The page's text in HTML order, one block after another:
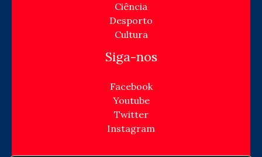
Ciência
Desporto
Cultura
Siga-nos
Facebook
Youtube
Twitter
Instagram